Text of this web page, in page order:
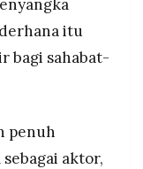
itu
bagi sahabat-
penuh
aktor,